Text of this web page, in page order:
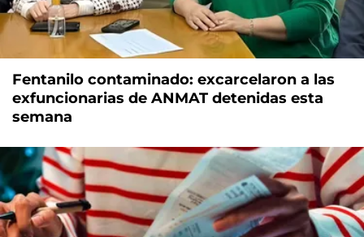
Fentanilo contaminado: excarcelaron a las
exfuncionarias de ANMAT detenidas esta
semana